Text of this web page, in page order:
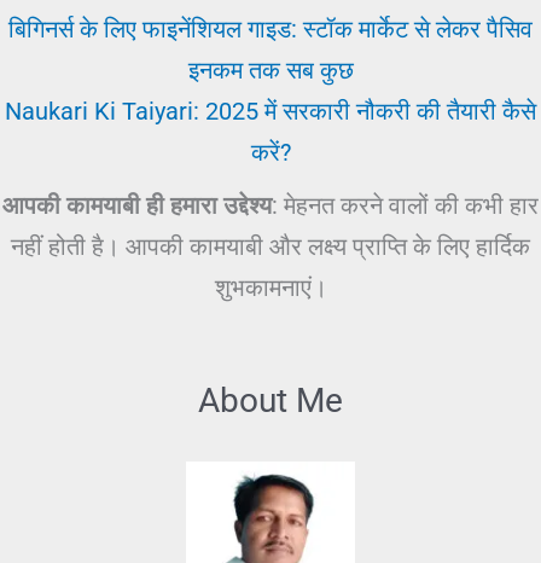
बिगिनर्स के लिए फाइनेंशियल गाइड: स्टॉक मार्केट से लेकर पैसिव
इनकम तक सब कुछ
Naukari Ki Taiyari: 2025 में सरकारी नौकरी की तैयारी कैसे
करें?
आपकी कामयाबी ही हमारा उद्देश्य: मेहनत करने वालों की कभी हार
नहीं होती है। आपकी कामयाबी और लक्ष्य प्राप्ति के लिए हार्दिक
शुभकामनाएं।
About Me